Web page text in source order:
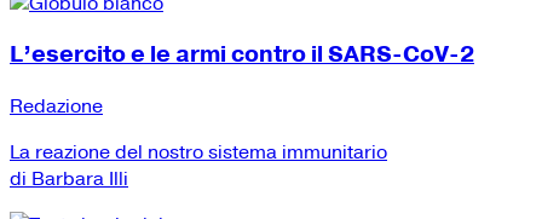
L’esercito e le armi contro il SARS-CoV-2
Redazione
La reazione del nostro sistema immunitario
di Barbara Illi